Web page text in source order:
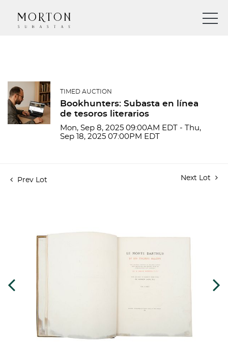
TIMED AUCTION
Bookhunters: Subasta en línea
de tesoros literarios
Mon, Sep 8, 2025 09:00AM EDT - Thu,
Sep 18, 2025 07:00PM EDT
Prev Lot Next Lot